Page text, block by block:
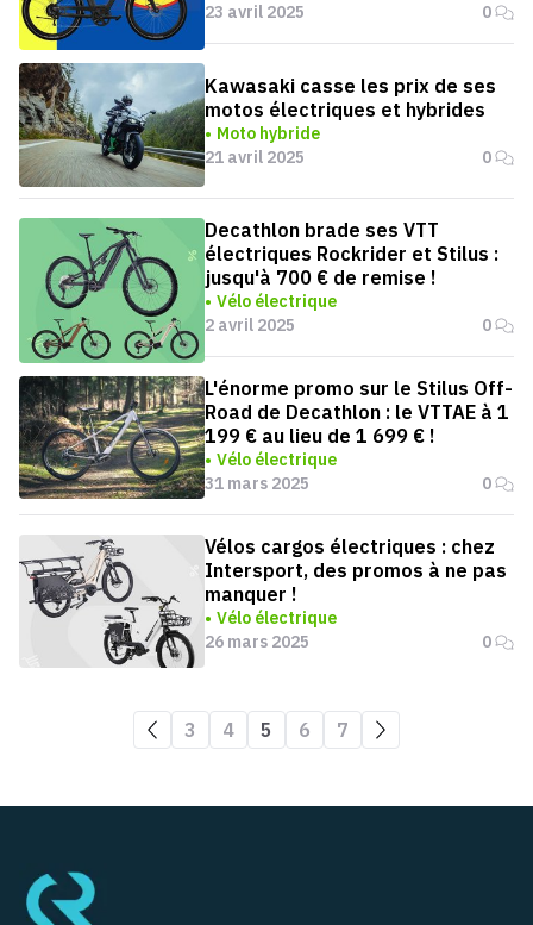
23 avril 2025
0
Kawasaki casse les prix de ses
motos électriques et hybrides
Moto hybride
21 avril 2025
0
Decathlon brade ses VTT
électriques Rockrider et Stilus :
jusqu'à 700 € de remise !
Vélo électrique
2 avril 2025
0
L'énorme promo sur le Stilus Off-
Road de Decathlon : le VTTAE à 1
199 € au lieu de 1 699 € !
Vélo électrique
31 mars 2025
0
Vélos cargos électriques : chez
Intersport, des promos à ne pas
manquer !
Vélo électrique
26 mars 2025
0
3 4 5 6 7